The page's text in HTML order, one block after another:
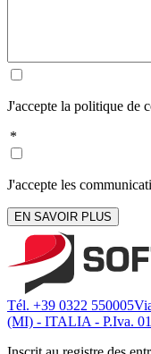
J'accepte la politique de
*
J'accepte les
EN SAVOIR PLUS
Tél. +39 0322 550005
(MI) - ITALIA - P.Iva.